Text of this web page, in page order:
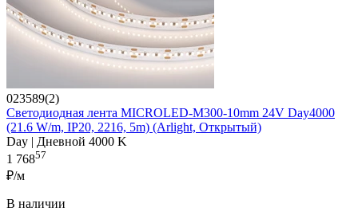
023589(2)
Светодиодная лента MICROLED-M300-10mm 24V Day4000
(21.6 W/m, IP20, 2216, 5m) (Arlight, Открытый)
Day | Дневной 4000 K
1 76857
₽/м
В наличии